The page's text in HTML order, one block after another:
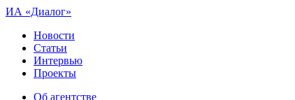
ИА «Диалог»
Новости
Статьи
Интервью
Проекты
Об агентстве